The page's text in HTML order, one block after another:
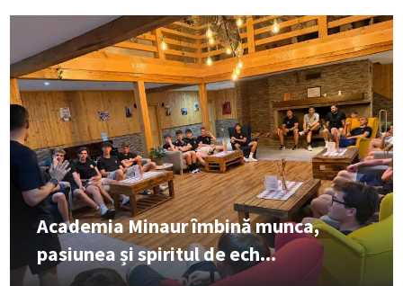
Academia Minaur îmbină munca,
pasiunea și spiritul de ech...